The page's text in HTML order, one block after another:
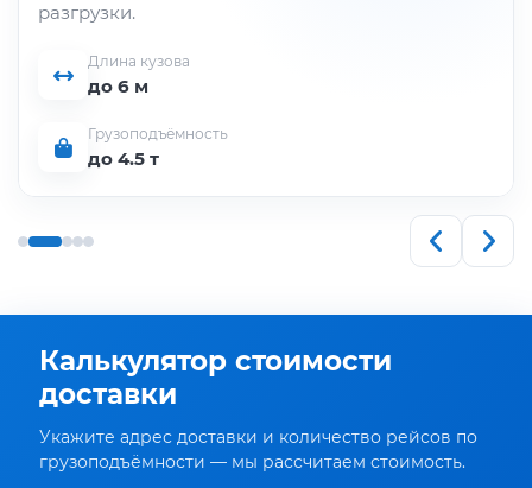
разгрузки.
Длина кузова
до 6 м
Грузоподъёмность
до 4.5 т
Калькулятор стоимости
доставки
Укажите адрес доставки и количество рейсов по
грузоподъёмности — мы рассчитаем стоимость.